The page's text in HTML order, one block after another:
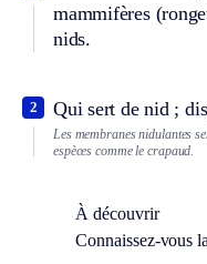
mammifères
nids.
Qui sert de nid ;
2
Les membranes nidulantes
espèces comme le crapaud.
À découvrir
Connaissez-vous